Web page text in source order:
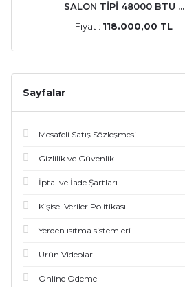
SALON TİPİ 48000 BTU ...
Fiyat : 118.000,00 TL
Sayfalar
Mesafeli Satış Sözleşmesi
Gizlilik ve Güvenlik
İptal ve İade Şartları
Kişisel Veriler Politikası
Yerden ısıtma sistemleri
Ürün Videoları
Online Ödeme